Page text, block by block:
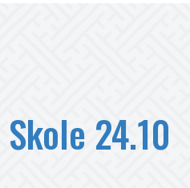
24.10